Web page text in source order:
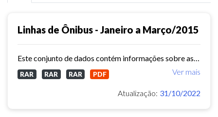
Linhas de Ônibus - Janeiro a Março/2015
Ver mais
RAR RAR RAR PDF
Atualização: 31/10/2022